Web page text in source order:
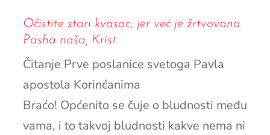
Očistite stari kvasac; jer već je žrtvovana
Pasha naša, Krist.
Čitanje Prve poslanice svetoga Pavla
apostola Korinćanima
Braćo! Općenito se čuje o bludnosti među
vama, i to takvoj bludnosti kakve nema ni